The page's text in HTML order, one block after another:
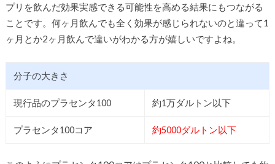
プリを飲んだ効果実感できる可能性を高める結果にもつながる
ことです。何ヶ月飲んでも全く効果が感じられないのと違って1
ヶ月とか2ヶ月飲んで違いがわかる方が嬉しいですよね。
分子の大きさ
現行品のプラセンタ100 約1万ダルトン以下
プラセンタ100コア 約5000ダルトン以下